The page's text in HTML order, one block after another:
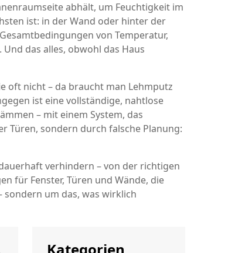
abhält, um Feuchtigkeit im
ist: in der Wand oder hinter der
von Temperatur,
. Und das alles, obwohl das Haus
oft nicht – da braucht man Lehmputz
ist eine vollständige, nahtlose
– mit einem System, das
Türen, sondern durch falsche Planung:
verhindern – von der richtigen
für Fenster, Türen und Wände, die
um das, was wirklich